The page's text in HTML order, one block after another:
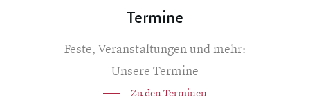
Termine
Feste, Veranstaltungen und mehr:
Unsere Termine
Zu den Terminen